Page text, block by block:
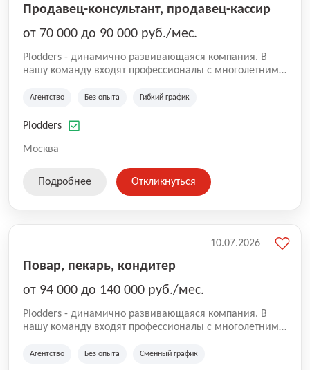
Продавец-консультант, продавец-кассир
от 70 000 до 90 000 руб./мес.
Plodders - динамично развивающаяся компания. В
нашу команду входят профессионалы с многолетним
на рынке аутсорсинга, а накопленный опыт позволяют
оказываемых услуг.
Агентство Без опыта Гибкий график
Plodders
Москва
Подробнее Откликнуться
Повар, пекарь, кондитер
от 94 000 до 140 000 руб./мес.
Plodders - динамично развивающаяся компания. В
нашу команду входят профессионалы с многолетним
на рынке аутсорсинга, а накопленный опыт позволяют
Агентство Без опыта Сменный график
10.07.2026